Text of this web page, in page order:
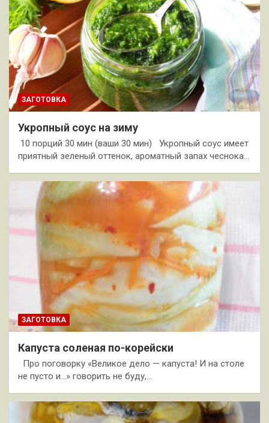
ЗАГОТОВКА
Укропный соус на зиму
10 порций 30 мин (ваши 30 мин) Укропный соус имеет
приятный зеленый оттенок, ароматный запах чеснока…
ЗАГОТОВКА
Капуста соленая по-корейски
Про поговорку «Великое дело — капуста! И на столе
не пусто и…» говорить не буду,…